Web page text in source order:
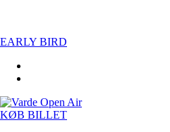
EARLY BIRD
KØB BILLET